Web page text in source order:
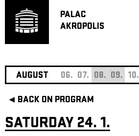
PALAC
AKROPOLIS
AUGUST 06. 07. 08. 09. 10.
BACK ON PROGRAM
SATURDAY 24. 1.